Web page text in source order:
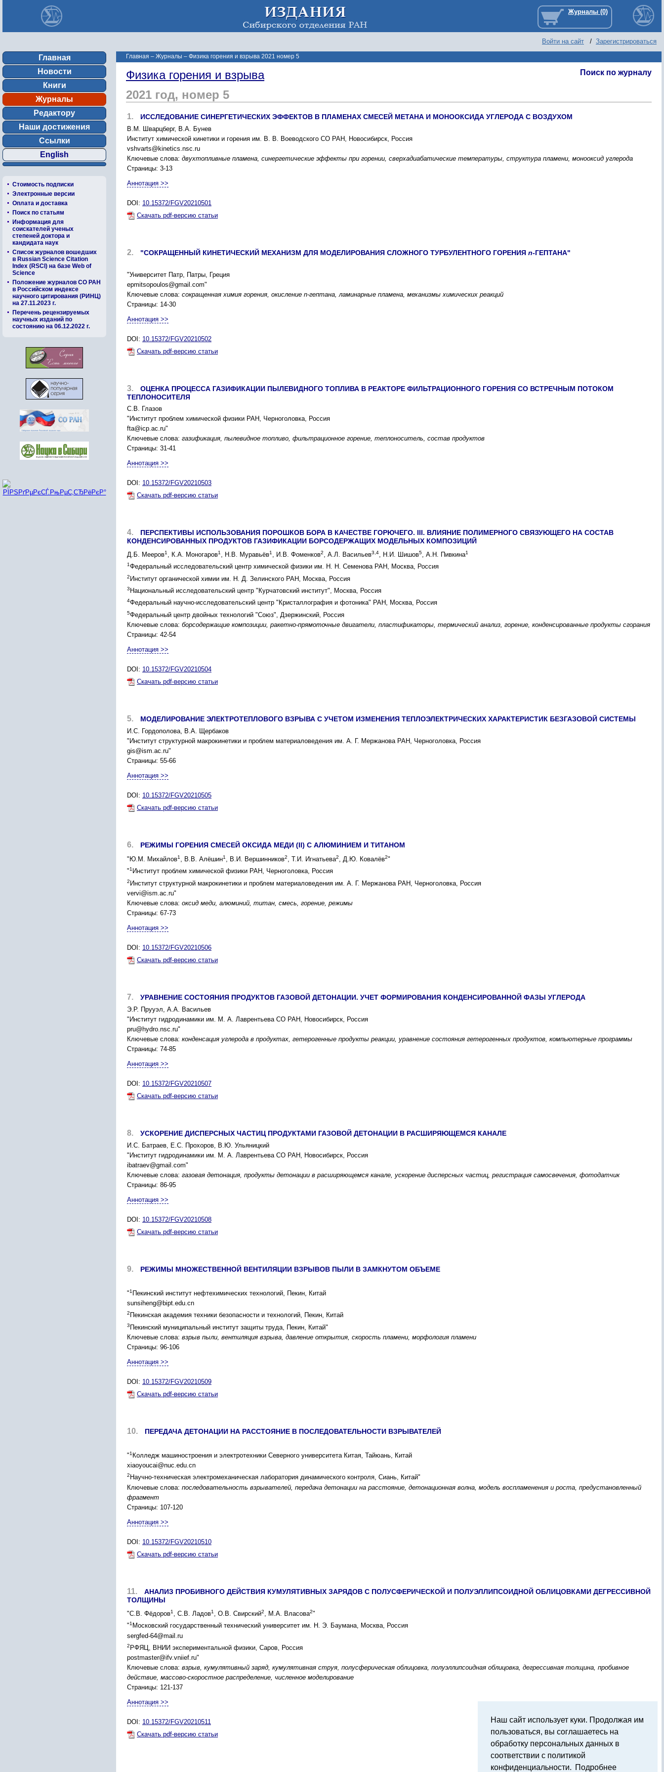
Войти на сайт / Зарегистрироваться
Главная
Новости
Книги
Журналы
Редактору
Наши достижения
Ссылки
English
Стоимость подписки
Электронные версии
Оплата и доставка
Поиск по статьям
Информация для
соискателей ученых
степеней доктора и
кандидата наук
Список журналов вошедших
в Russian Science Citation
Index (RSCI) на базе Web of
Science
Положение журналов СО РАН
в Российском индексе
научного цитирования (РИНЦ)
на 27.11.2023 г.
Перечень рецензируемых
научных изданий по
состоянию на 06.12.2022 г.
Главная – Журналы – Физика горения и взрыва 2021 номер 5
Поиск по журналу
Физика горения и взрыва
2021 год, номер 5
1. ИССЛЕДОВАНИЕ СИНЕРГЕТИЧЕСКИХ ЭФФЕКТОВ В ПЛАМЕНАХ СМЕСЕЙ МЕТАНА И МОНООКСИДА УГЛЕРОДА С ВОЗДУХОМ
В.М. Шварцберг, В.А. Бунев
Институт химической кинетики и горения им. В. В. Воеводского СО РАН, Новосибирск, Россия
vshvarts@kinetics.nsc.ru
Ключевые слова: двухтопливные пламена, синергетические эффекты при горении, сверхадиабатические температуры, структура пламени, монооксид углерода
Страницы: 3-13
Аннотация >>
DOI: 10.15372/FGV20210501
Скачать pdf-версию статьи
2. "СОКРАЩЕННЫЙ КИНЕТИЧЕСКИЙ МЕХАНИЗМ ДЛЯ МОДЕЛИРОВАНИЯ СЛОЖНОГО ТУРБУЛЕНТНОГО ГОРЕНИЯ n-ГЕПТАНА"
"Университет Патр, Патры, Греция
epmitsopoulos@gmail.com"
Ключевые слова: сокращенная химия горения, окисление n-гептана, ламинарные пламена, механизмы химических реакций
Страницы: 14-30
Аннотация >>
DOI: 10.15372/FGV20210502
Скачать pdf-версию статьи
3.
ОЦЕНКА ПРОЦЕССА ГАЗИФИКАЦИИ ПЫЛЕВИДНОГО ТОПЛИВА В РЕАКТОРЕ ФИЛЬТРАЦИОННОГО ГОРЕНИЯ СО ВСТРЕЧНЫМ ПОТОКОМ
ТЕПЛОНОСИТЕЛЯ
С.В. Глазов
"Институт проблем химической физики РАН, Черноголовка, Россия
fta@icp.ac.ru"
Ключевые слова: газификация, пылевидное топливо, фильтрационное горение, теплоноситель, состав продуктов
Страницы: 31-41
Аннотация >>
DOI: 10.15372/FGV20210503
Скачать pdf-версию статьи
4.
ПЕРСПЕКТИВЫ ИСПОЛЬЗОВАНИЯ ПОРОШКОВ БОРА В КАЧЕСТВЕ ГОРЮЧЕГО. III. ВЛИЯНИЕ ПОЛИМЕРНОГО СВЯЗУЮЩЕГО НА СОСТАВ
КОНДЕНСИРОВАННЫХ ПРОДУКТОВ ГАЗИФИКАЦИИ БОРСОДЕРЖАЩИХ МОДЕЛЬНЫХ КОМПОЗИЦИЙ
Д.Б. Мееров1 , К.А. Моногаров1 , Н.В. Муравьёв1 , И.В. Фоменков2, А.Л. Васильев3,4, Н.И. Шишов5, А.Н. Пивкина1
1Федеральный исследовательский центр химической физики им. Н. Н. Семенова РАН, Москва, Россия
2 Институт органической химии им. Н. Д. Зелинского РАН, Москва, Россия
3 Национальный исследовательский центр "Курчатовский институт", Москва, Россия
4Федеральный научно-исследовательский центр "Кристаллография и фотоника" РАН, Москва, Россия
5Федеральный центр двойных технологий "Союз", Дзержинский, Россия
Ключевые слова: борсодержащие композиции, ракетно-прямоточные двигатели, пластификаторы, термический анализ, горение, конденсированные продукты сгорания
Страницы: 42-54
Аннотация >>
DOI: 10.15372/FGV20210504
Скачать pdf-версию статьи
5. МОДЕЛИРОВАНИЕ ЭЛЕКТРОТЕПЛОВОГО ВЗРЫВА С УЧЕТОМ ИЗМЕНЕНИЯ ТЕПЛОЭЛЕКТРИЧЕСКИХ ХАРАКТЕРИСТИК БЕЗГАЗОВОЙ СИСТЕМЫ
И.С. Гордополова, В.А. Щербаков
"Институт структурной макрокинетики и проблем материаловедения им. А. Г. Мержанова РАН, Черноголовка, Россия
gis@ism.ac.ru"
Страницы: 55-66
Аннотация >>
DOI: 10.15372/FGV20210505
Скачать pdf-версию статьи
6. РЕЖИМЫ ГОРЕНИЯ СМЕСЕЙ ОКСИДА МЕДИ (II) C АЛЮМИНИЕМ И ТИТАНОМ
"Ю.М. Михайлов1 , В.В. Алёшин1 , В.И. Вершинников2, Т.И. Игнатьева2, Д.Ю. Ковалёв2"
"1 Институт проблем химической физики РАН, Черноголовка, Россия
2 Институт структурной макрокинетики и проблем материаловедения им. А. Г. Мержанова РАН, Черноголовка, Россия
vervi@ism.ac.ru"
Ключевые слова: оксид меди, алюминий, титан, смесь, горение, режимы
Страницы: 67-73
Аннотация >>
DOI: 10.15372/FGV20210506
Скачать pdf-версию статьи
7. УРАВНЕНИЕ СОСТОЯНИЯ ПРОДУКТОВ ГАЗОВОЙ ДЕТОНАЦИИ. УЧЕТ ФОРМИРОВАНИЯ КОНДЕНСИРОВАННОЙ ФАЗЫ УГЛЕРОДА
Э.Р. Прууэл, А.А. Васильев
"Институт гидродинамики им. М. А. Лаврентьева СО РАН, Новосибирск, Россия
pru@hydro.nsc.ru"
Ключевые слова: конденсация углерода в продуктах, гетерогенные продукты реакции, уравнение состояния гетерогенных продуктов, компьютерные программы
Страницы: 74-85
Аннотация >>
DOI: 10.15372/FGV20210507
Скачать pdf-версию статьи
8. УСКОРЕНИЕ ДИСПЕРСНЫХ ЧАСТИЦ ПРОДУКТАМИ ГАЗОВОЙ ДЕТОНАЦИИ В РАСШИРЯЮЩЕМСЯ КАНАЛЕ
И.С. Батраев, Е.С. Прохоров, В.Ю. Ульяницкий
"Институт гидродинамики им. М. А. Лаврентьева СО РАН, Новосибирск, Россия
ibatraev@gmail.com"
Ключевые слова: газовая детонация, продукты детонации в расширяющемся канале, ускорение дисперсных частиц, регистрация самосвечения, фотодатчик
Страницы: 86-95
Аннотация >>
DOI: 10.15372/FGV20210508
Скачать pdf-версию статьи
9. РЕЖИМЫ МНОЖЕСТВЕННОЙ ВЕНТИЛЯЦИИ ВЗРЫВОВ ПЫЛИ В ЗАМКНУТОМ ОБЪЕМЕ
"1 Пекинский институт нефтехимических технологий, Пекин, Китай
sunsiheng@bipt.edu.cn
2 Пекинская академия техники безопасности и технологий, Пекин, Китай
3 Пекинский муниципальный институт защиты труда, Пекин, Китай"
Ключевые слова: взрыв пыли, вентиляция взрыва, давление открытия, скорость пламени, морфология пламени
Страницы: 96-106
Аннотация >>
DOI: 10.15372/FGV20210509
Скачать pdf-версию статьи
10. ПЕРЕДАЧА ДЕТОНАЦИИ НА РАССТОЯНИЕ В ПОСЛЕДОВАТЕЛЬНОСТИ ВЗРЫВАТЕЛЕЙ
"1 Колледж машиностроения и электротехники Северного университета Китая, Тайюань, Китай
xiaoyoucai@nuc.edu.cn
2 Научно-техническая электромеханическая лаборатория динамического контроля, Сиань, Китай"
Ключевые слова: последовательность взрывателей, передача детонации на расстояние, детонационная волна, модель воспламенения и роста, предустановленный
фрагмент
Страницы: 107-120
Аннотация >>
DOI: 10.15372/FGV20210510
Скачать pdf-версию статьи
11.
АНАЛИЗ ПРОБИВНОГО ДЕЙСТВИЯ КУМУЛЯТИВНЫХ ЗАРЯДОВ С ПОЛУСФЕРИЧЕСКОЙ И ПОЛУЭЛЛИПСОИДНОЙ ОБЛИЦОВКАМИ ДЕГРЕССИВНОЙ
ТОЛЩИНЫ
"С.В. Фёдоров1 , С.В. Ладов1 , О.В. Свирский2, М.А. Власова2"
"1 Московский государственный технический университет им. Н. Э. Баумана, Москва, Россия
sergfed-64@mail.ru
2 РФЯЦ, ВНИИ экспериментальной физики, Саров, Россия
postmaster@ifv.vniief.ru"
Ключевые слова: взрыв, кумулятивный заряд, кумулятивная струя, полусферическая облицовка, полуэллипсоидная облицовка, дегрессивная толщина, пробивное
действие, массово-скоростное распределение, численное моделирование
Страницы: 121-137
Аннотация >>
DOI: 10.15372/FGV20210511
Скачать pdf-версию статьи
Наш сайт использует куки. Продолжая им
пользоваться, вы соглашаетесь на
обработку персональных данных в
соответствии с политикой
конфиденциальности. Подробнее